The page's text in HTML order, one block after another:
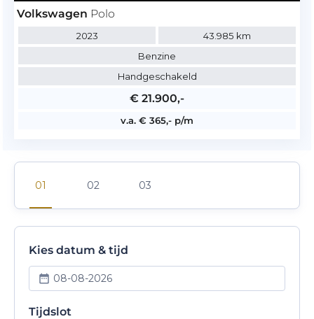
Volkswagen Polo
2023
43.985 km
Benzine
Handgeschakeld
€ 21.900,-
v.a. € 365,- p/m
Kies datum & tijd
08-08-2026
Tijdslot